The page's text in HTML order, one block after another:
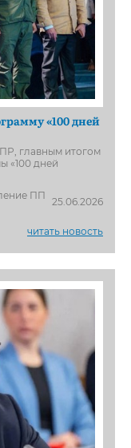
«100 дней
главным итогом
«100 дней
ПП 25.06.2026
читать новость